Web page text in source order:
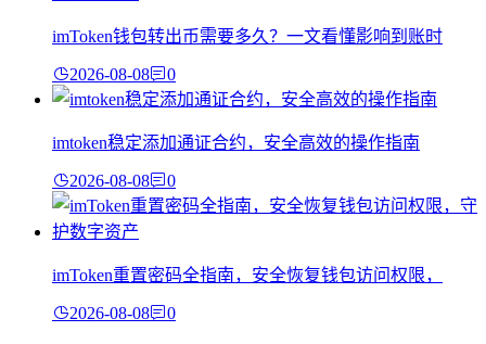
imToken钱包转出币需要多久？一文看懂影响到账时
2026-08-08 0
imtoken稳定添加通证合约，安全高效的操作指南
2026-08-08 0
imToken重置密码全指南，安全恢复钱包访问权限，
2026-08-08 0